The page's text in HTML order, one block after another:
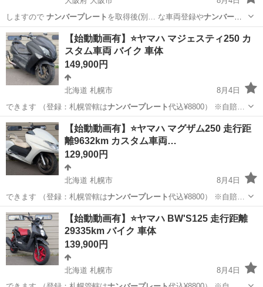
しますので ナンバープレート を取得後(別… な車両登録やナンバープ
レートの取得も 大…
大阪 大阪市 その他 自賠責保険
【始動動画有】⭐️ヤマハ マジェスティ250 カ
スタム車両 バイク 車体
149,900円
北海道 札幌市
8月4日
できます （登録：札幌管轄はナンバープレート 代込¥8800） ※自賠…
北海道 札幌市 ヤマハ 動画
【始動動画有】⭐️ヤマハ マグザム250 走行距
離9632km カスタム車両…
129,900円
北海道 札幌市
8月4日
できます （登録：札幌管轄はナンバープレート 代込¥8800） ※自賠…
北海道 札幌市 ヤマハ マグザム
【始動動画有】⭐️ヤマハ BW'S125 走行距離
29335km バイク 車体
139,900円
北海道 札幌市
8月4日